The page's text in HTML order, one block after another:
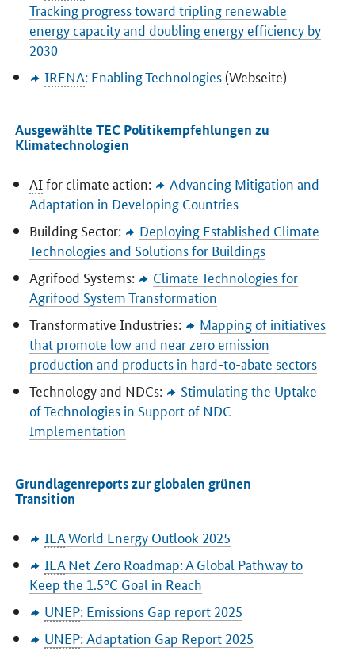
Tracking progress toward tripling renewable
energy capacity and doubling energy efficiency by
2030
IRENA: Enabling Technologies(Webseite)
Ausgewählte TEC Politikempfehlungen zu
Klimatechnologien
AIfor climate action:
Advancing Mitigation and
Adaptation in Developing Countries
Building Sector:
Deploying Established Climate
Technologies and Solutions for Buildings
Agrifood Systems:
Climate Technologies for
Agrifood System Transformation
Transformative Industries:
Mapping of initiatives
that promote low and near zero emission
production and products in hard-to-abate sectors
Technology and NDCs:
Stimulating the Uptake
of Technologies in Support of NDC
Implementation
Grundlagenreports zur globalen grünen
Transition
IEAWorld Energy Outlook 2025
IEA Net Zero Roadmap: A Global Pathway to
Keep the 1.5°C Goal in Reach
UNEP: Emissions Gap report2025
UNEP: Adaptation Gap Report2025